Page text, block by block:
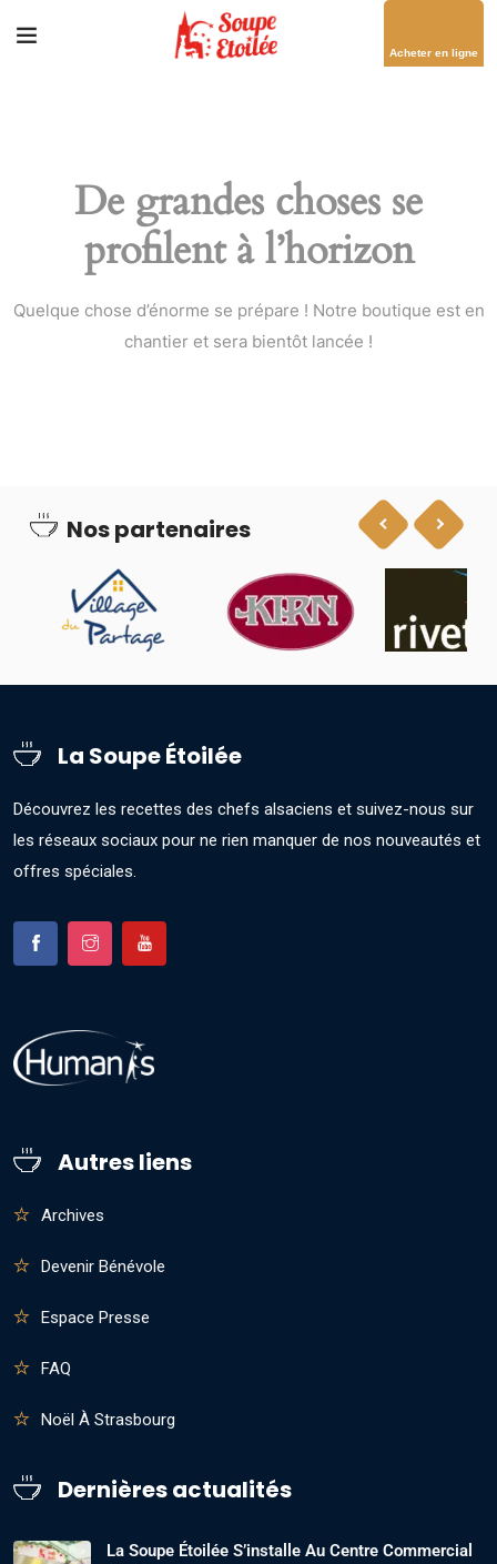
Acheter en ligne
De grandes choses se
profilent à l’horizon
Quelque chose d’énorme se prépare ! Notre boutique est en
chantier et sera bientôt lancée !
Nos partenaires
La Soupe Étoilée
Découvrez les recettes des chefs alsaciens et suivez-nous sur
les réseaux sociaux pour ne rien manquer de nos nouveautés et
offres spéciales.
Autres liens
Archives
Devenir Bénévole
Espace Presse
FAQ
Noël À Strasbourg
Dernières actualités
La Soupe Étoilée S’installe Au Centre Commercial